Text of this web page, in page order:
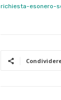
richiesta-esonero-